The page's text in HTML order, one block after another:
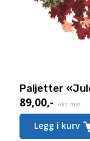
Paljetter
89,00,- eks. mva.
Legg i kurv